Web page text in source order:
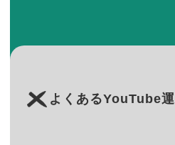
よくあるYouTube